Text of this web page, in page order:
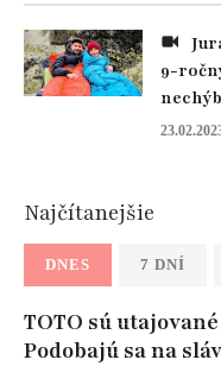
9-
Najčítanejšie
DNES 7 DNÍ
TOTO sú
Podobajú sa na